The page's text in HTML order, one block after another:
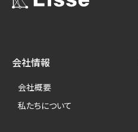
会社情報
会社概要
私たちについて